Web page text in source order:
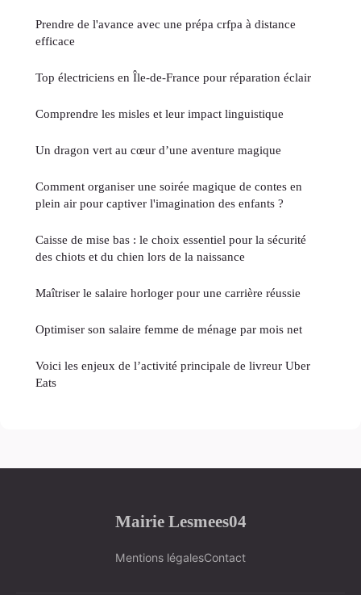
Prendre de l'avance avec une prépa crfpa à distance
efficace
Top électriciens en Île-de-France pour réparation éclair
Comprendre les misles et leur impact linguistique
Un dragon vert au cœur d’une aventure magique
Comment organiser une soirée magique de contes en
plein air pour captiver l'imagination des enfants ?
Caisse de mise bas : le choix essentiel pour la sécurité
des chiots et du chien lors de la naissance
Maîtriser le salaire horloger pour une carrière réussie
Optimiser son salaire femme de ménage par mois net
Voici les enjeux de l’activité principale de livreur Uber
Eats
Mairie Lesmees04
Mentions légalesContact